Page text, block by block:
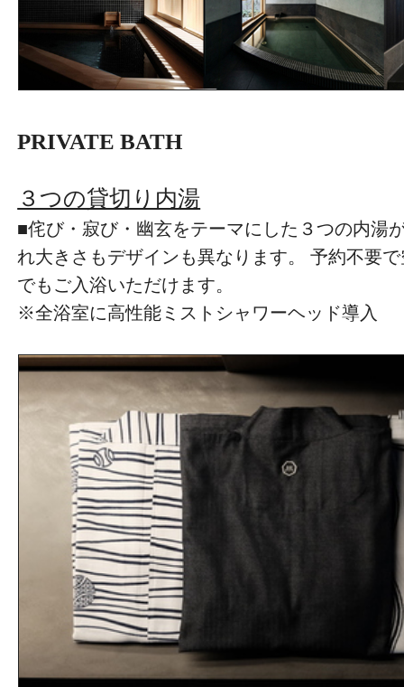
PRIVATE BATH
３つの貸切り内湯
■侘び・寂び・幽玄をテーマにした３つの内湯
れ大きさもデザインも異なります。 予約不要
でもご入浴いただけます。
※全浴室に高性能ミストシャワーヘッド導入